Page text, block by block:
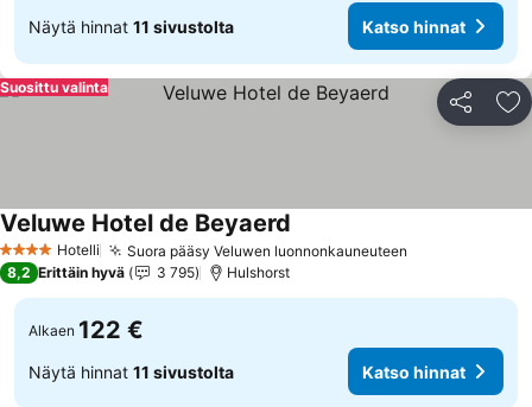
Näytä hinnat 11 sivustolta Katso hinnat
Jaa
Suosittu valinta
4 Tähtiluokitus
Hotelli Suora pääsy Veluwen luonnonkauneuteen
Veluwe Hotel de Beyaerd
8,2 Erittäin hyvä 3 795 Hulshorst
Alkaen 122 €
Näytä hinnat 11 sivustolta Katso hinnat